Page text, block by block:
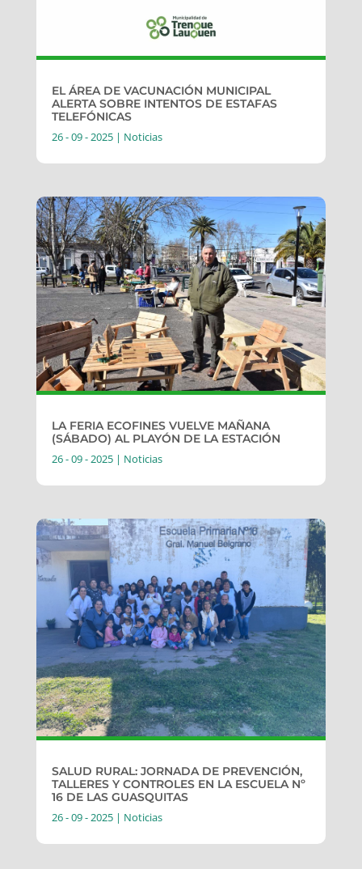
EL ÁREA DE VACUNACIÓN MUNICIPAL
ALERTA SOBRE INTENTOS DE ESTAFAS
TELEFÓNICAS
26 - 09 - 2025| Noticias
LA FERIA ECOFINES VUELVE MAÑANA
(SÁBADO) AL PLAYÓN DE LA ESTACIÓN
26 - 09 - 2025| Noticias
SALUD RURAL: JORNADA DE PREVENCIÓN,
TALLERES Y CONTROLES EN LA ESCUELA Nº
16 DE LAS GUASQUITAS
26 - 09 - 2025| Noticias